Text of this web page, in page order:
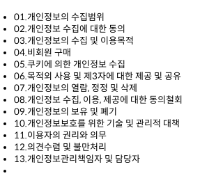
01.개인정보의 수집범위
02.개인정보 수집에 대한 동의
03.개인정보의 수집 및 이용목적
04.비회원 구매
05.쿠키에 의한 개인정보 수집
06.목적외 사용 및 제3자에 대한 제공 및 공유
07.개인정보의 열람, 정정 및 삭제
08.개인정보 수집, 이용, 제공에 대한 동의철회
09.개인정보의 보유 및 폐기
10.개인정보보호를 위한 기술 및 관리적 대책
11.이용자의 권리와 의무
12.의견수렴 및 불만처리
13.개인정보관리책임자 및 담당자